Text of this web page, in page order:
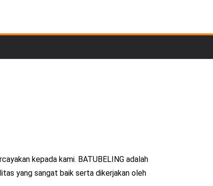
kepada kami. BATUBELING adalah
yang sangat baik serta dikerjakan oleh